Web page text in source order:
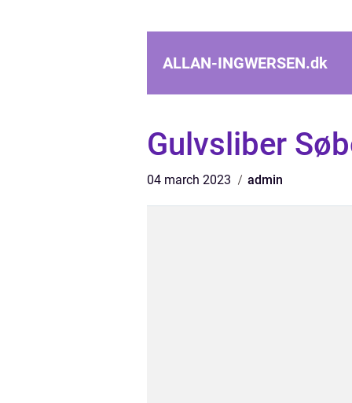
ALLAN-INGWERSEN.dk
Gulvsliber
04 march 2023 admin